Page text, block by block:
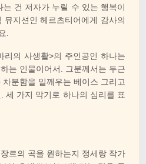
건 저자가 누릴 수 있는 행복이
지션인 헤르츠티어에게 감사의
.
리의 사생활>의 주인공인 하나는
는 인물이어서. 그분께서는 두근
분함을 일깨우는 베이스 그리고
세 가지 악기로 하나의 심리를 표
르의 곡을 원하는지 정세랑 작가